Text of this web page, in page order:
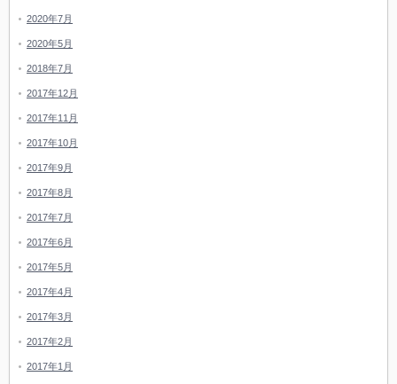
2020年7月
2020年5月
2018年7月
2017年12月
2017年11月
2017年10月
2017年9月
2017年8月
2017年7月
2017年6月
2017年5月
2017年4月
2017年3月
2017年2月
2017年1月